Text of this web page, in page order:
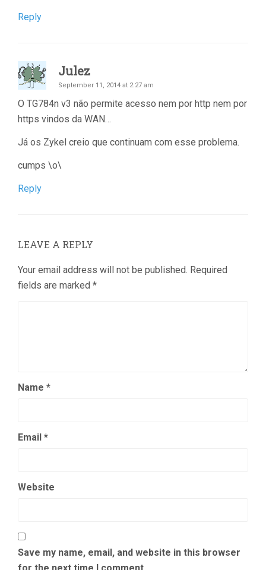
Reply
Julez
September 11, 2014 at 2:27 am
O TG784n v3 não permite acesso nem por http nem por
https vindos da WAN…
Já os Zykel creio que continuam com esse problema.
cumps \o\
Reply
LEAVE A REPLY
Your email address will not be published. Required
fields are marked *
Name *
Email *
Website
Save my name, email, and website in this browser